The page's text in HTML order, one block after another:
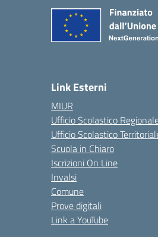
Link Esterni
MIUR
Ufficio Scolastico
Ufficio Scolastico
Scuola in Chiaro
Iscrizioni On Line
Invalsi
Comune
Prove digitali
Link a YouTube